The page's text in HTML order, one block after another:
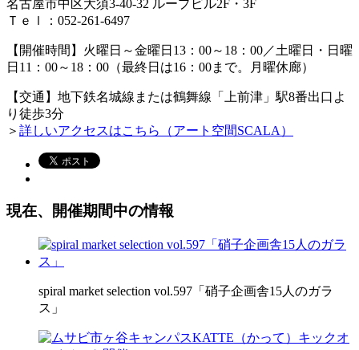
名古屋市中区大須3-40-32 ループビル2F・3F
Ｔｅｌ：052-261-6497
【開催時間】火曜日～金曜日13：00～18：00／土曜日・日曜
日11：00～18：00（最終日は16：00まで。月曜休廊）
【交通】地下鉄名城線または鶴舞線「上前津」駅8番出口よ
り徒歩3分
＞ 詳しいアクセスはこちら（アート空間SCALA）
現在、開催期間中の情報
spiral market selection vol.597「硝子企画舎15人のガラ
ス」